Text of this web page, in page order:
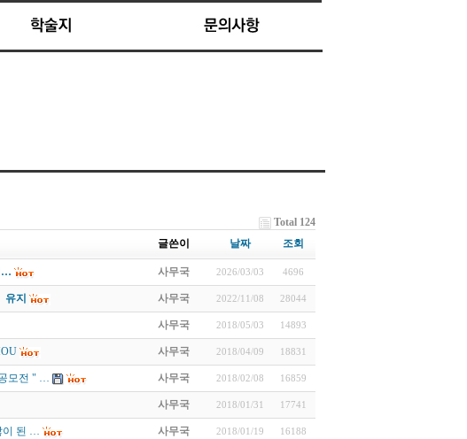
Total 124
글쓴이 날짜 조회
… 사무국 2026/03/03 4696
유지 사무국 2022/11/08 28044
사무국 2018/05/03 14893
사무국 2018/04/09 18831
모전 " … 사무국 2018/02/08 16859
사무국 2018/01/31 17741
이 된 … 사무국 2018/01/19 16188